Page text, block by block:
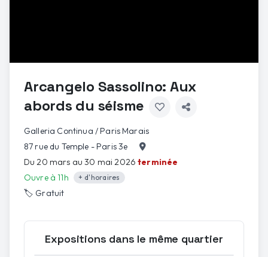
Arcangelo Sassolino: Aux
abords du séisme
Galleria Continua / Paris Marais
87 rue du Temple - Paris 3e
Du 20 mars au 30 mai 2026terminée
Ouvre à 11h
+ d'horaires
🏷️ Gratuit
Expositions dans le même quartier